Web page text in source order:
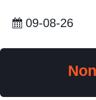
09-08-26